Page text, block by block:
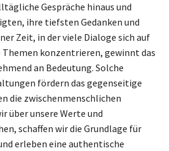
Gespräche hinaus und
ihre tiefsten Gedanken und
Zeit, in der viele Dialoge sich auf
konzentrieren, gewinnt das
an Bedeutung. Solche
fördern das gegenseitige
die zwischenmenschlichen
über unsere Werte und
schaffen wir die Grundlage für
erleben eine authentische